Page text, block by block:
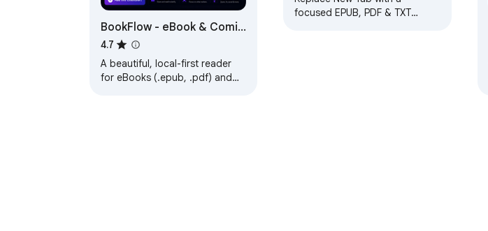
BookFlow - eBook & Comic
Reader
4.7
A beautiful, local-first reader
for eBooks (.epub, .pdf) and
focused EPUB, PDF & TXT